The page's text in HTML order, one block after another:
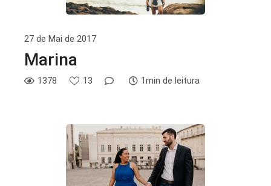
27 de Mai de 2017
Marina
1378 13 1min de leitura